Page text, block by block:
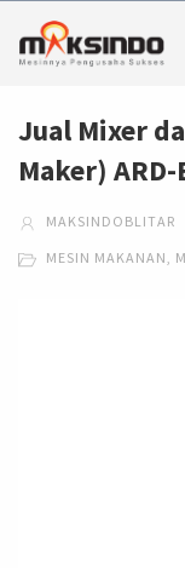
Jual Mixer
Maker)
MAKSINDOBLITAR
MESIN MAKANAN,